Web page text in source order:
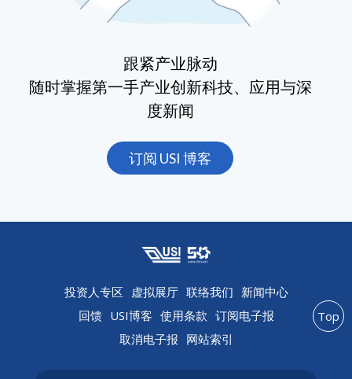
跟紧产业脉动
随时掌握第一手产业创新科技、应用与深
度新闻
订阅 USI 博客
投资人专区 虚拟展厅 联络我们 新闻中心
回馈 USI博客 使用条款 订阅电子报
取消电子报 网站索引
Top